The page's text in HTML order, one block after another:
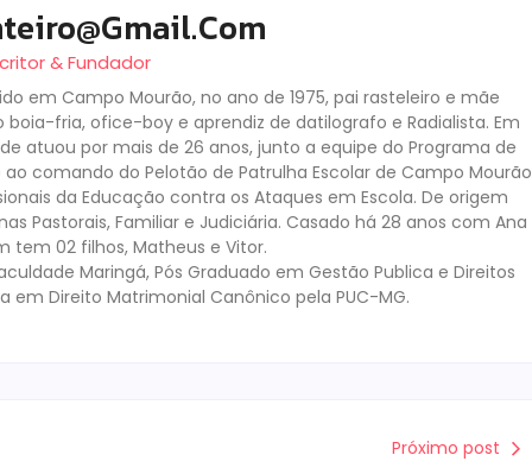
& Fundador
em Campo Mourão, no ano de 1975, pai rasteleiro e mãe
fria, ofice-boy e aprendiz de datilografo e Radialista. Em
atuou por mais de 26 anos, junto a equipe do Programa de
comando do Pelotão de Patrulha Escolar de Campo Mourão
da Educação contra os Ataques em Escola. De origem
Pastorais, Familiar e Judiciária. Casado há 28 anos com Ana
tem 02 filhos, Matheus e Vitor.
Maringá, Pós Graduado em Gestão Publica e Direitos
em Direito Matrimonial Canônico pela PUC-MG.
Próximo post